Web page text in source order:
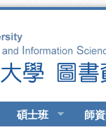
碩士班 師